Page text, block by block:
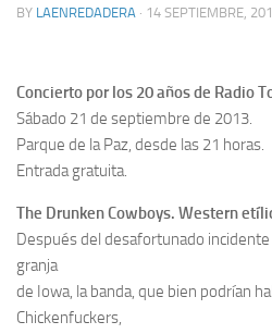
BY LAENREDADERA · 14 SEPTIEMBRE,
Concierto por los 20 años de Radio
Sábado 21 de septiembre de 2013.
Parque de la Paz, desde las 21 horas.
Entrada gratuita.
The Drunken Cowboys. Western
Después del desafortunado
granja
de Iowa, la banda, que bien podrían
Chickenfuckers,